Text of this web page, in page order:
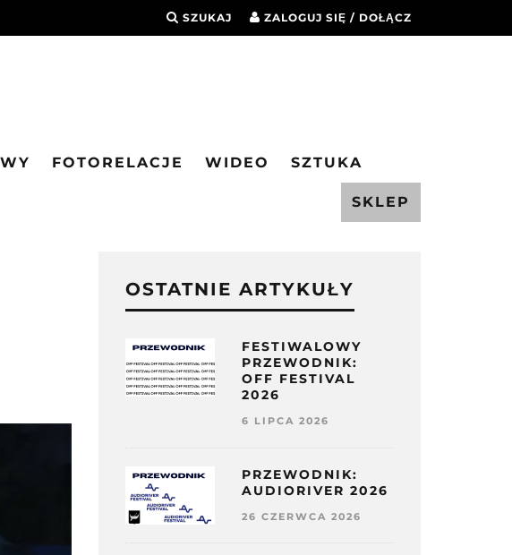
SZUKAJ ZALOGUJ SIĘ / DOŁĄCZ
FOTORELACJE WIDEO SZTUKA
SKLEP
OSTATNIE ARTYKUŁY
FESTIWALOWY
PRZEWODNIK:
OFF FESTIVAL
2026
6 LIPCA 2026
PRZEWODNIK:
AUDIORIVER 2026
26 CZERWCA 2026